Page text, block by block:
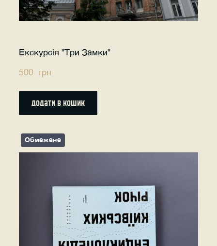
Екскурсія "Три Замки"
500  грн
додати в кошик
Обмежене